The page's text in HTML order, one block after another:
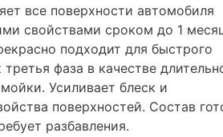
все поверхности автомобиля
свойствами сроком до 1
подходит для быстрого
фаза в качестве
Усиливает блеск и
поверхностей. Состав
разбавления.